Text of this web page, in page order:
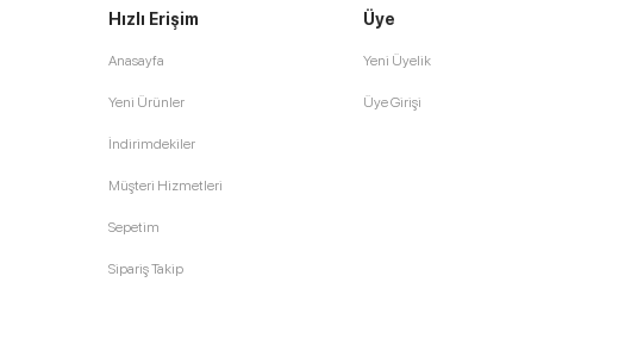
Hızlı Erişim
Anasayfa
Yeni Ürünler
İndirimdekiler
Müşteri Hizmetleri
Sepetim
Sipariş Takip
Üye
Yeni Üyelik
Üye Girişi